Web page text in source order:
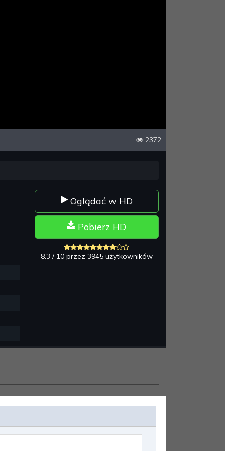
2372
Oglądać w HD
Pobierz HD
8.3 / 10 przez 3945 użytkowników